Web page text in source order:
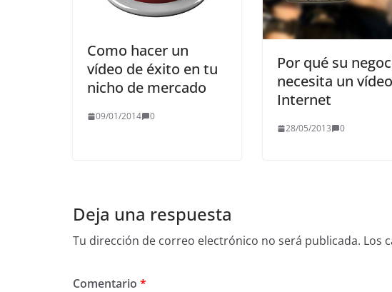
Como hacer un
vídeo de éxito en tu
nicho de mercado
09/01/2014 0
Por qué su
necesita un
Internet
28/05/2013 0
Deja una respuesta
Tu dirección de correo electrónico no será publicada. Los
Comentario *